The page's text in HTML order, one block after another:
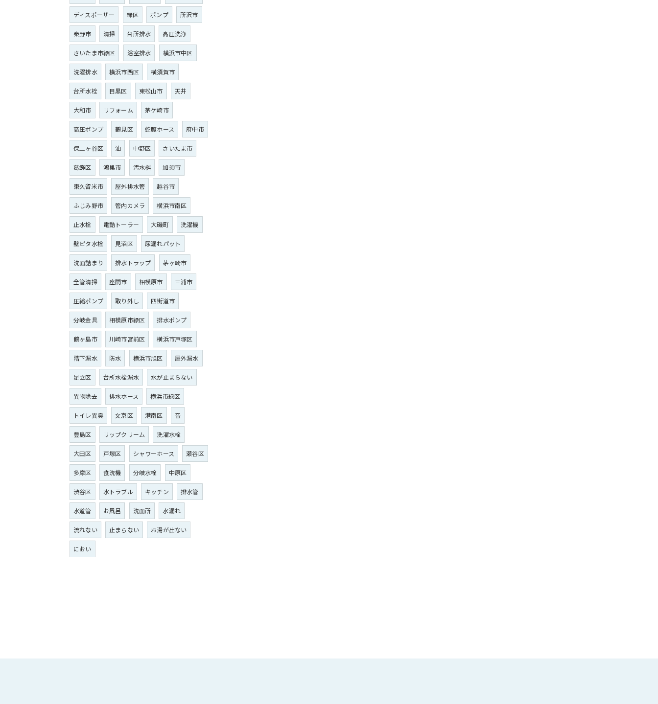
ディスポーザー 緑区 ポンプ 所沢市
秦野市 清掃 台所排水 高圧洗浄
さいたま市緑区 浴室排水 横浜市中区
洗濯排水 横浜市西区 横須賀市
台所水栓 目黒区 東松山市 天井
大和市 リフォーム 茅ケ崎市
高圧ポンプ 鶴見区 蛇腹ホース 府中市
保土ヶ谷区 油 中野区 さいたま市
葛飾区 鴻巣市 汚水桝 加須市
東久留米市 屋外排水管 越谷市
ふじみ野市 管内カメラ 横浜市南区
止水栓 電動トーラー 大磯町 洗濯機
壁ピタ水栓 見沼区 尿漏れパット
洗面詰まり 排水トラップ 茅ヶ崎市
全管清掃 座間市 相模原市 三浦市
圧縮ポンプ 取り外し 四街道市
分岐金具 相模原市緑区 排水ポンプ
鶴ヶ島市 川崎市宮前区 横浜市戸塚区
階下漏水 防水 横浜市旭区 屋外漏水
足立区 台所水栓漏水 水が止まらない
異物除去 排水ホース 横浜市緑区
トイレ異臭 文京区 港南区 音
豊島区 リップクリーム 洗濯水栓
大田区 戸塚区 シャワーホース 瀬谷区
多摩区 食洗機 分岐水栓 中原区
渋谷区 水トラブル キッチン 排水管
水道管 お風呂 洗面所 水漏れ
流れない 止まらない お湯が出ない
におい